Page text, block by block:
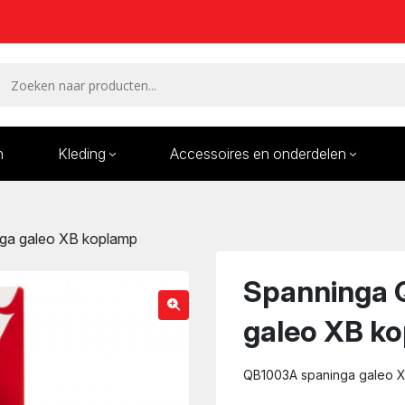
Kleding Accessoires en onderdelen
Onderdelen/Reparatie
galeo XB koplamp
Spanninga
galeo XB
QB1003A spaninga galeo